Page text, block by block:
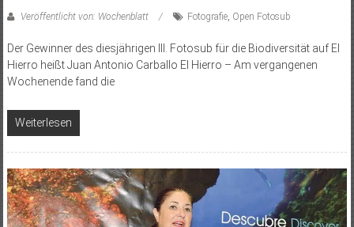
Veröffentlicht von: Wochenblatt Fotografie, Open Fotosub
Der Gewinner des diesjährigen III. Fotosub für die Biodiversität auf El
Hierro heißt Juan Antonio Carballo El Hierro – Am vergangenen
Wochenende fand die
Weiterlesen